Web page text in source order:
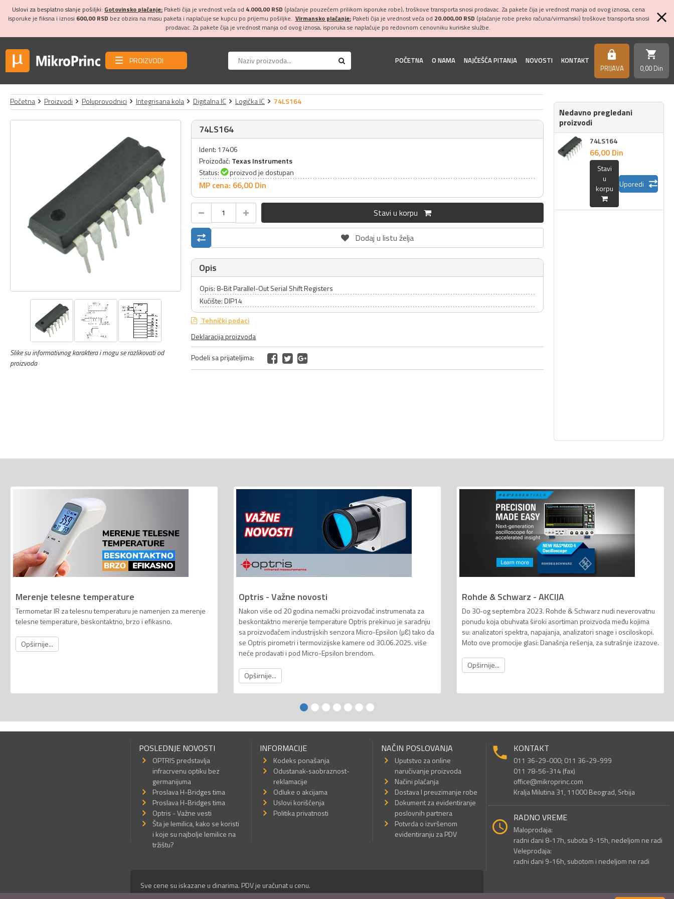
Uslovi za besplatno slanje pošiljki: Gotovinsko plaćanje: Paketi čija je vrednost veća od 4.000,00 RSD (plaćanje pouzećem prilikom isporuke robe), troškove transporta snosi prodavac. Za pakete čija je vrednost manja od ovog iznosa, cena
isporuke je fiksna i iznosi 600,00 RSD bez obzira na masu paketa i naplaćuje se kupcu po prijemu pošiljke. Virmansko plaćanje:Paketi čija je vrednost veća od 20.000,00 RSD (plaćanje robe preko računa/virmanski) troškove transporta snosi
prodavac. Za pakete čija je vrednost manja od ovog iznosa, isporuka se naplaćuje po redovnom cenovniku kurirske službe.
PROIZVODI POČETNA O NAMA NAJČEŠĆA PITANJA NOVOSTI KONTAKT https
PRIJAVA
shopping_cart
0,00 Din
Početna Proizvodi Poluprovodnici Integrisana kola Digitalna IC Logička IC 74LS164
Slike su informativnog karaktera i mogu se razlikovati od
proizvoda
74LS164
Ident: 17406
Proizođač: Texas Instruments
Status:
proizvod je dostupan
MP cena: 66,00 Din
Stavi u korpu
Dodaj u listu želja
Opis
Opis: 8-Bit Parallel-Out Serial Shift Registers
Kućište: DIP14
Tehnički podaci
Deklaracija proizvoda
Podeli sa prijateljima:
Nedavno pregledani
proizvodi
74LS164
66,00 Din
Stavi
u
korpu
Uporedi
Merenje telesne temperature
Termometar IR za telesnu temperaturu je namenjen za merenje
telesne temperature, beskontaktno, brzo i efikasno.
Opširnije...
Optris - Važne novosti
Nakon više od 20 godina nemački proizvođač instrumenata za
beskontaktno merenje temperature Optris prekinuo je saradnju
sa proizvođačem industrijskih senzora Micro-Epsilon (µƐ) tako da
se Optris pirometri i termovizijske kamere od 30.06.2025. više
neće prodavati i pod Micro-Epsilon brendom.
Opširnije...
Rohde & Schwarz - AKCIJA
Do 30-og septembra 2023. Rohde & Schwarz nudi neverovatnu
ponudu koja obuhvata široki asortiman proizvoda među kojima
su: analizatori spektra, napajanja, analizatori snage i osciloskopi.
Moto ove promocije glasi: Današnja rešenja, za sutrašnje izazove.
Opširnije...
POSLEDNJE NOVOSTI
OPTRIS predstavlja
infracrvenu optiku bez
germanijuma
Proslava H-Bridges tima
Proslava H-Bridges tima
Optris - Važne vesti
Šta je lemilica, kako se koristi
i koje su najbolje lemilice na
tržištu?
INFORMACIJE
Kodeks ponašanja
Odustanak-saobraznost-
reklamacije
Odluke o akcijama
Uslovi korišćenja
Politika privatnosti
NAČIN POSLOVANJA
Uputstvo za online
naručivanje proizvoda
Načini plaćanja
Dostava I preuzimanje robe
Dokument za evidentiranje
poslovnih partnera
Potvrda o izvršenom
evidentiranju za PDV
KONTAKT
011 36-29-000; 011 36-29-999
011 78-56-314 (fax)
office@mikroprinc.com
Kralja Milutina 31, 11000 Beograd, Srbija
RADNO VREME
Maloprodaja:
radni dani 8-17h, subota 9-15h, nedeljom ne radi
Veleprodaja:
radni dani 9-16h, subotom i nedeljom ne radi
Sve cene su iskazane u dinarima. PDV je uračunat u cenu.
© Mikro Princ 1999 - 2026. Sva prava su zadržana.